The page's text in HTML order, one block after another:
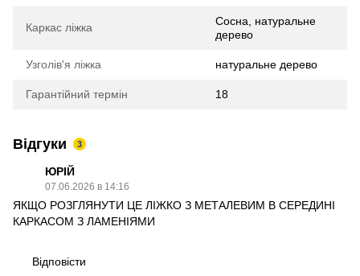
Каркас ліжка
Сосна, натуральне
дерево
Узголів'я ліжка натуральне дерево
Гарантійний термін 18
Відгуки 3
ЮРІЙ
07.06.2026 в 14:16
ЯКЩО РОЗГЛЯНУТИ ЦЕ ЛІЖКО З МЕТАЛЕВИМ В СЕРЕДИНІ
КАРКАСОМ З ЛАМЕНІЯМИ
Відповісти